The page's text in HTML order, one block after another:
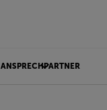
ANSPRECHPARTNER